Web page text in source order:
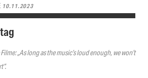
10.11.2023
„As long as the music’s loud enough, we won’t